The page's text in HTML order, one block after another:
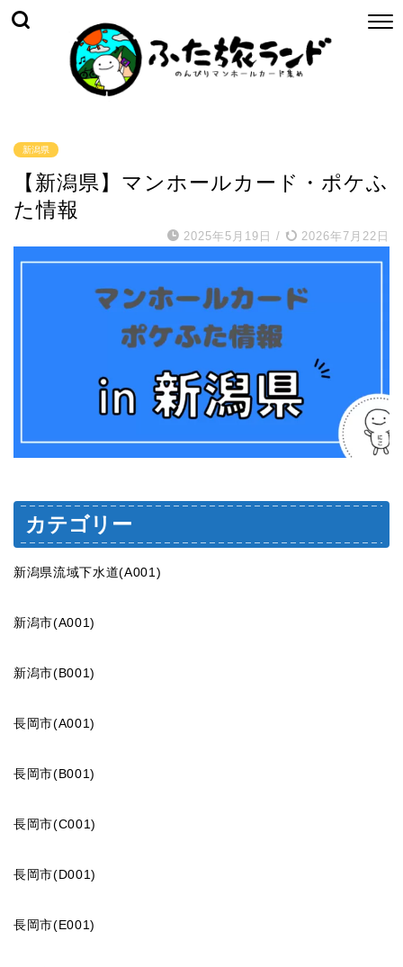
新潟県
【新潟県】マンホールカード・ポケふ
た情報
2025年5月19日 / 2026年7月22日
カテゴリー
新潟県流域下水道(A001)
新潟市(A001)
新潟市(B001)
長岡市(A001)
長岡市(B001)
長岡市(C001)
長岡市(D001)
長岡市(E001)